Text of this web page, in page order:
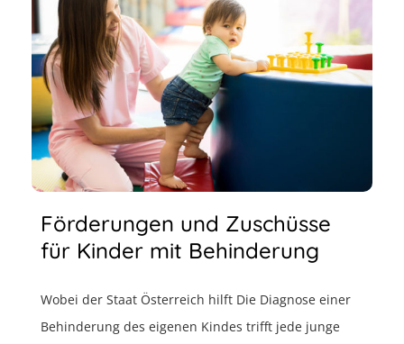
Förderungen und Zuschüsse
für Kinder mit Behinderung
Wobei der Staat Österreich hilft Die Diagnose einer
Behinderung des eigenen Kindes trifft jede junge